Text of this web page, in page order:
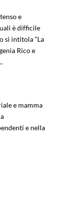
e
è difficile
si intitola “La
Rico e
e mamma
e nella